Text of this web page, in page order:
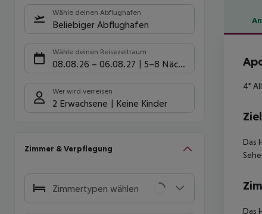
Wähle deinen Abflughafen
Beliebiger Abflughafen
Wähle deinen Reisezeitraum
08.08.26 – 06.08.27 5-8 Nächte
Wer wird verreisen
2 Erwachsene Keine Kinder
Zimmer & Verpflegung
Zimmertypen wählen
4*
Das
Das